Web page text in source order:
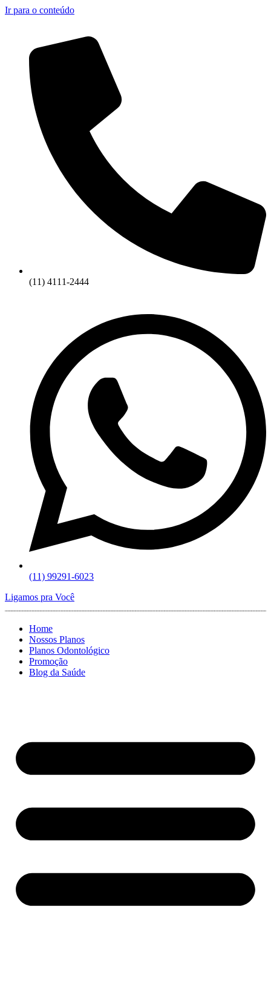
Ir para o conteúdo
(11) 4111-2444
(11) 99291-6023
Ligamos pra Você
Home
Nossos Planos
Planos Odontológico
Promoção
Blog da Saúde